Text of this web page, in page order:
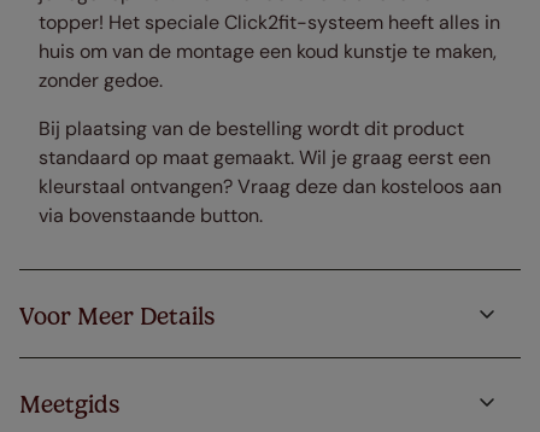
topper! Het speciale Click2fit-systeem heeft alles in
huis om van de montage een koud kunstje te maken,
zonder gedoe.
Bij plaatsing van de bestelling wordt dit product
standaard op maat gemaakt. Wil je graag eerst een
kleurstaal ontvangen? Vraag deze dan kosteloos aan
via bovenstaande button.
Voor Meer Details
Meetgids